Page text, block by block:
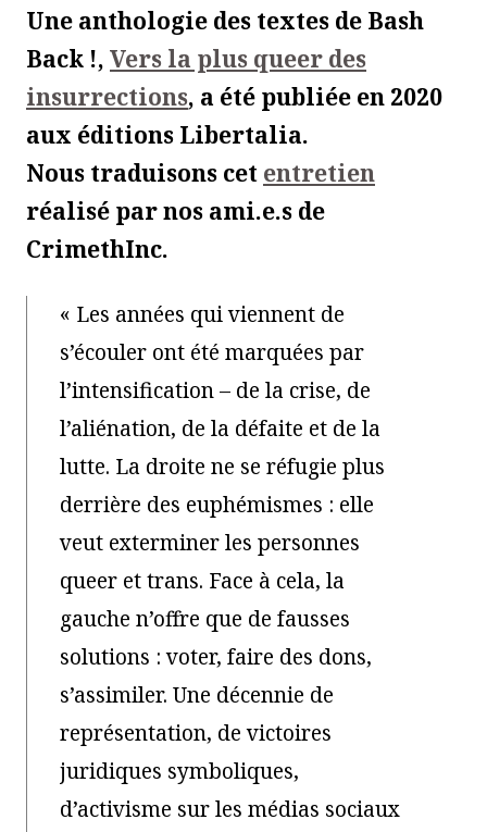
Une anthologie des textes de Bash
Back !, Vers la plus queer des
insurrections, a été publiée en 2020
aux éditions Libertalia.
Nous traduisons cet entretien
réalisé par nos ami.e.s de
CrimethInc.
« Les années qui viennent de
s’écouler ont été marquées par
l’intensification – de la crise, de
l’aliénation, de la défaite et de la
lutte. La droite ne se réfugie plus
derrière des euphémismes : elle
veut exterminer les personnes
queer et trans. Face à cela, la
gauche n’offre que de fausses
solutions : voter, faire des dons,
s’assimiler. Une décennie de
représentation, de victoires
juridiques symboliques,
d’activisme sur les médias sociaux